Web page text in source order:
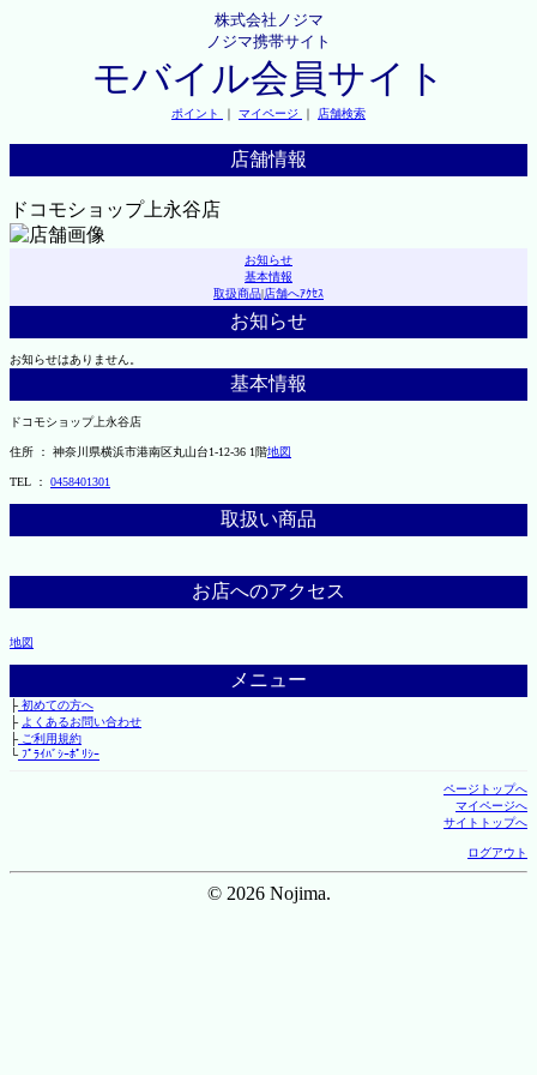
株式会社ノジマ
ノジマ携帯サイト
モバイル会員サイト
ポイント ｜ マイページ ｜ 店舗検索
店舗情報
ドコモショップ上永谷店
お知らせ
基本情報
取扱商品|店舗へｱｸｾｽ
お知らせ
お知らせはありません。
基本情報
ドコモショップ上永谷店
住所 ： 神奈川県横浜市港南区丸山台1-12-36 1階地図
TEL ： 0458401301
取扱い商品
お店へのアクセス
地図
メニュー
├初めての方へ
├ よくあるお問い合わせ
├ご利用規約
└ﾌﾟﾗｲﾊﾞｼｰﾎﾟﾘｼｰ
ページトップへ
マイページへ
サイトトップへ
ログアウト
© 2026 Nojima.